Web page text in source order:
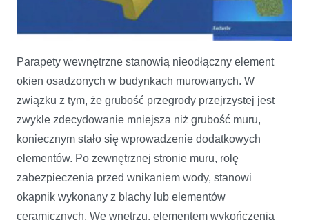
A pod okno drewniany parapet
Parapety wewnętrzne stanowią nieodłączny element
okien osadzonych w budynkach murowanych. W
związku z tym, że grubość przegrody przejrzystej jest
zwykle zdecydowanie mniejsza niż grubość muru,
koniecznym stało się wprowadzenie dodatkowych
elementów. Po zewnętrznej stronie muru, rolę
zabezpieczenia przed wnikaniem wody, stanowi
okapnik wykonany z blachy lub elementów
ceramicznych. We wnętrzu, elementem wykończenia